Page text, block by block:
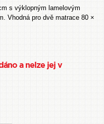
s výklopným lamelovým
Vhodná pro dvě matrace 80 ×
a nelze jej v